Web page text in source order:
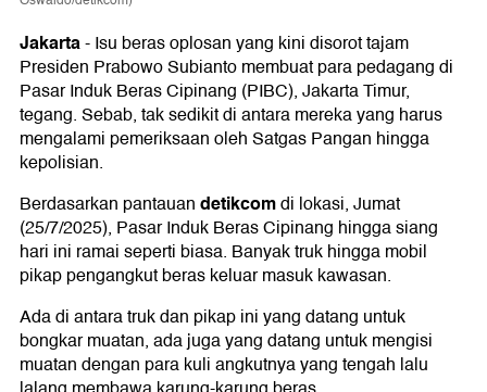
Jakarta-Isu beras oplosan yang kini disorot tajam
Presiden Prabowo Subianto membuat para pedagang di
Pasar Induk Beras Cipinang (PIBC), Jakarta Timur,
tegang. Sebab, tak sedikit di antara mereka yang harus
mengalami pemeriksaan oleh Satgas Pangan hingga
kepolisian.
Berdasarkan pantauandetikcomdi lokasi, Jumat
(25/7/2025), Pasar Induk Beras Cipinang hingga siang
hari ini ramai seperti biasa. Banyak truk hingga mobil
pikap pengangkut beras keluar masuk kawasan.
Ada di antara truk dan pikap ini yang datang untuk
bongkar muatan, ada juga yang datang untuk mengisi
muatan dengan para kuli angkutnya yang tengah lalu